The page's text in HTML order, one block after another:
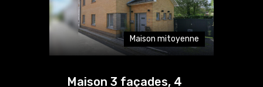
Maison mitoyenne
Maison 3 façades, 4